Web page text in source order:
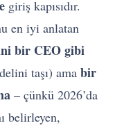
giriş kapısıdır.
en iyi anlatan
bir CEO gibi
taşı) amabir
– çünkü 2026’da
belirleyen,